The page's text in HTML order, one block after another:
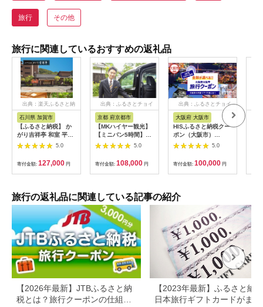
旅行 その他
旅行に関連しているおすすめの返礼品
出典：楽天ふるさと納
石川県 加賀市
【ふるさと納税】 か
がり吉祥亭 和室 平日
限定 ペア宿泊券 1泊2
食付 2名 ペア 食事付
温泉 宿泊券 旅行 トラ
ベル 宿泊 宿泊施設 宿
レジャー F6P-0991
5.0
寄付金額: 127,000 円
出典：ふるさとチョイ
京都 府京都市
【MKハイヤー観光】
【ミニバン5時間】ド
ライバーとめぐるとっ
ておきの京都観光（3
／21-6／20・10／1-
11／30）
5.0
寄付金額: 108,000 円
出典：ふるさとチョイ
大阪府 大阪市
HISふるさと納税クー
ポン（大阪市）
30,000円分_OS039-
5.0
寄付金額: 100,000 円
旅行の返礼品に関連している記事の紹介
【2026年最新】JTBふるさと納
税とは？旅行クーポンの仕組
【2023年最新】ふるさと納
日本旅行ギフトカードがまだ